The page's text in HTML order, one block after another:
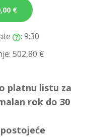
€
: 9:30
502,80 €
platnu listu za
rok do 30